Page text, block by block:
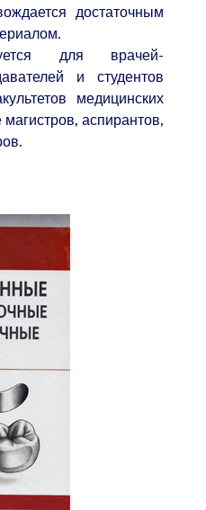
достаточным
для врачей-
и студентов
медицинских
аспирантов,